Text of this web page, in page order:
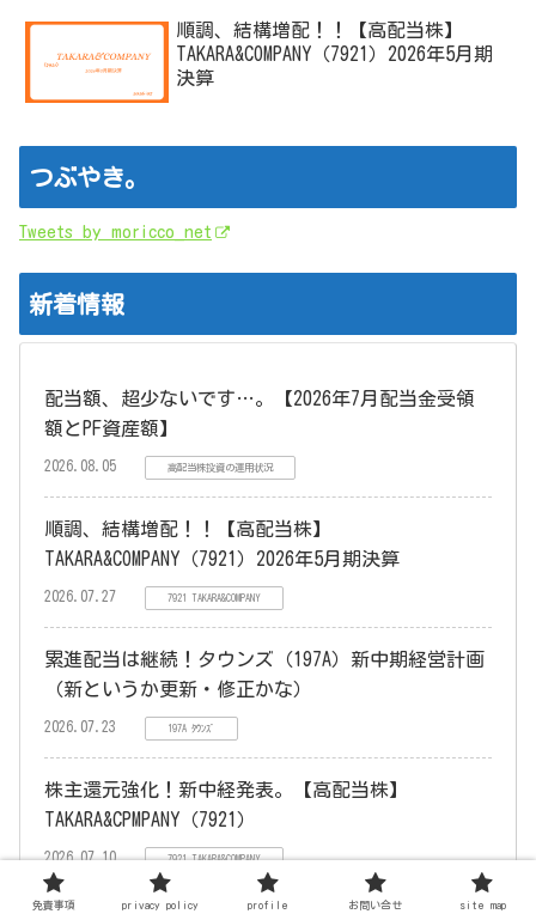
順調、結構増配！！【高配当株】
TAKARA&COMPANY（7921）2026年5月期
決算
つぶやき。
Tweets by moricco_net
新着情報
配当額、超少ないです…。【2026年7月配当金受領
額とPF資産額】
2026.08.05 高配当株投資の運用状況
順調、結構増配！！【高配当株】
TAKARA&COMPANY（7921）2026年5月期決算
2026.07.27 7921 TAKARA&COMPANY
累進配当は継続！タウンズ（197A）新中期経営計画
（新というか更新・修正かな）
2026.07.23 197A ﾀｳﾝｽﾞ
株主還元強化！新中経発表。【高配当株】
TAKARA&CPMPANY（7921）
2026.07.10 7921 TAKARA&COMPANY
免責事項 privacy policy profile お問い合せ site map